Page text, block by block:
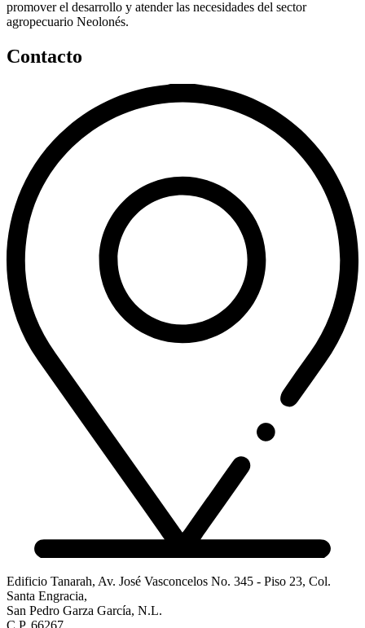
promover el desarrollo y atender las necesidades del sector
agropecuario Neolonés.
Contacto
Edificio Tanarah, Av. José Vasconcelos No. 345 - Piso 23, Col.
Santa Engracia,
San Pedro Garza García, N.L.